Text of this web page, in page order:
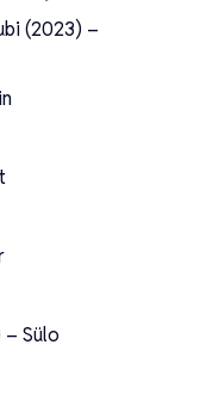
(2023) –
– Sülo